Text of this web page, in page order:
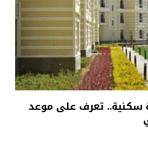
لـ5000 وحدة سكنية.. تعرف على موعد